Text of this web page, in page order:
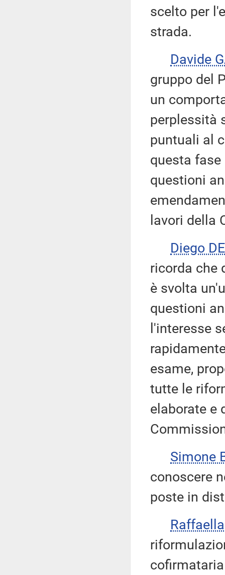
scelto per
strada.
Davide
gruppo del
un
perplessità
puntuali al
questa
questioni
lavori della
Diego
ricorda che
è svolta
questioni
l'interesse
esame,
tutte le
elaborate e
Simone
conoscere
poste in